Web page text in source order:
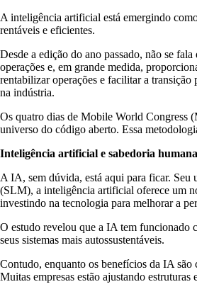
A inteligência artificial está emergindo
rentáveis e eficientes.
Desde a edição do ano passado, não se
operações e, em grande medida,
rentabilizar operações e facilitar a
na indústria.
Os quatro dias de Mobile World Congress
universo do código aberto. Essa
Inteligência artificial e sabedoria humana
A IA, sem dúvida, está aqui para ficar. Seu
(SLM), a inteligência artificial oferece um
investindo na tecnologia para melhorar a
O estudo revelou que a IA tem funcionado
seus sistemas mais autossustentáveis.
Contudo, enquanto os benefícios da IA são
Muitas empresas estão ajustando